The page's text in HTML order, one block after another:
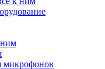
микрофонов